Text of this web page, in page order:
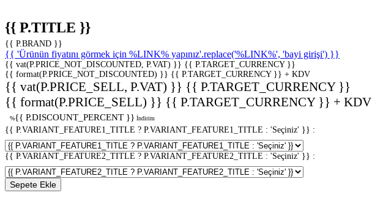
{{ P.TITLE }}
{{ P.BRAND }}
{{ 'Ürünün fiyatını görmek için %LINK% yapınız'.replace('%LINK%', 'bayi girişi') }}
{{ vat(P.PRICE_NOT_DISCOUNTED, P.VAT) }} {{ P.TARGET_CURRENCY }}
{{ format(P.PRICE_NOT_DISCOUNTED) }} {{ P.TARGET_CURRENCY }} + KDV
{{ vat(P.PRICE_SELL, P.VAT) }} {{ P.TARGET_CURRENCY }}
{{ format(P.PRICE_SELL) }} {{ P.TARGET_CURRENCY }} + KDV
%{{ P.DISCOUNT_PERCENT }} İndirim
{{ P.VARIANT_FEATURE1_TITLE ? P.VARIANT_FEATURE1_TITLE : 'Seçiniz' }} :
{{ P.VARIANT_FEATURE2_TITLE ? P.VARIANT_FEATURE2_TITLE : 'Seçiniz' }} :
Sepete Ekle